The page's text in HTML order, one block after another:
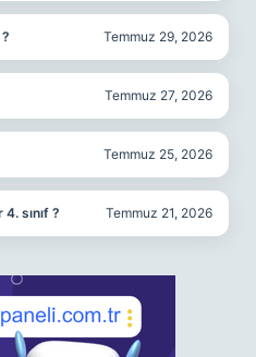
Temmuz 29, 2026
Temmuz 27, 2026
Temmuz 25, 2026
sınıf ? Temmuz 21, 2026